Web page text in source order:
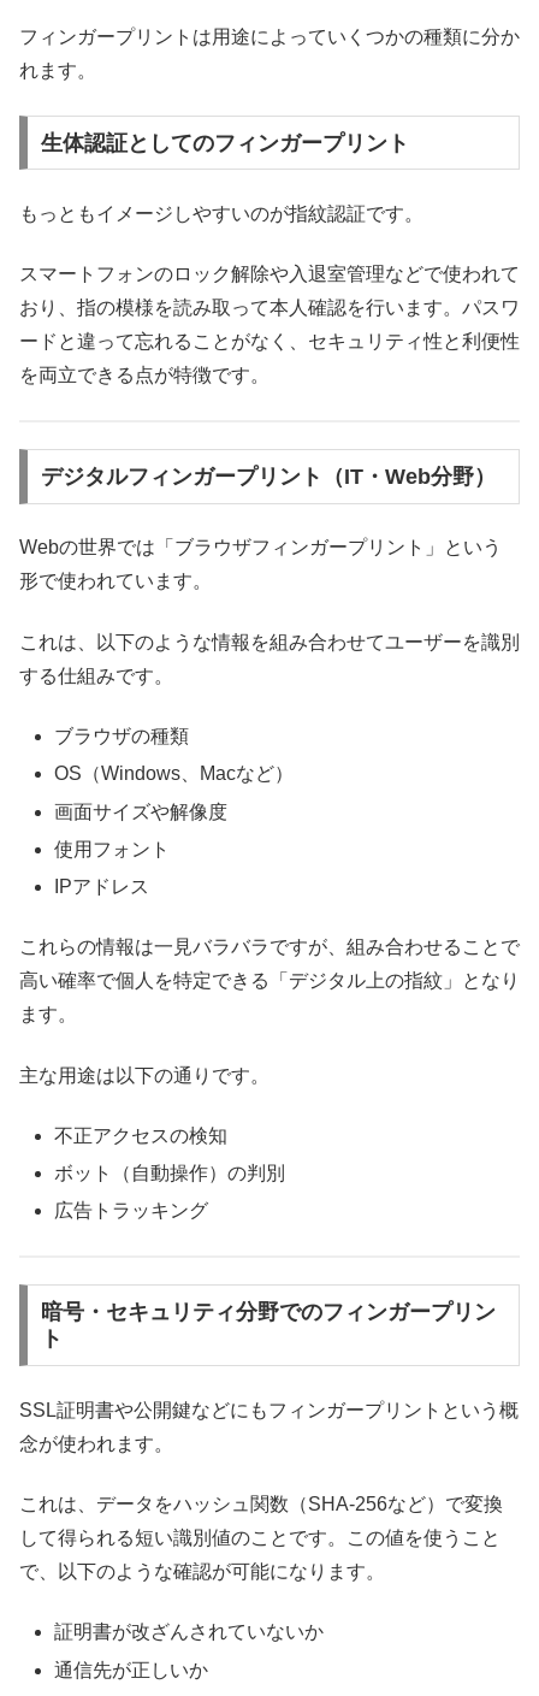
フィンガープリントは用途によっていくつかの種類に分か
れます。
生体認証としてのフィンガープリント
もっともイメージしやすいのが指紋認証です。
スマートフォンのロック解除や入退室管理などで使われて
おり、指の模様を読み取って本人確認を行います。パスワ
ードと違って忘れることがなく、セキュリティ性と利便性
を両立できる点が特徴です。
デジタルフィンガープリント（IT・Web分野）
Webの世界では「ブラウザフィンガープリント」という
形で使われています。
これは、以下のような情報を組み合わせてユーザーを識別
する仕組みです。
ブラウザの種類
OS（Windows、Macなど）
画面サイズや解像度
使用フォント
IPアドレス
これらの情報は一見バラバラですが、組み合わせることで
高い確率で個人を特定できる「デジタル上の指紋」となり
ます。
主な用途は以下の通りです。
不正アクセスの検知
ボット（自動操作）の判別
広告トラッキング
暗号・セキュリティ分野でのフィンガープリン
ト
SSL証明書や公開鍵などにもフィンガープリントという概
念が使われます。
これは、データをハッシュ関数（SHA-256など）で変換
して得られる短い識別値のことです。この値を使うこと
で、以下のような確認が可能になります。
証明書が改ざんされていないか
通信先が正しいか